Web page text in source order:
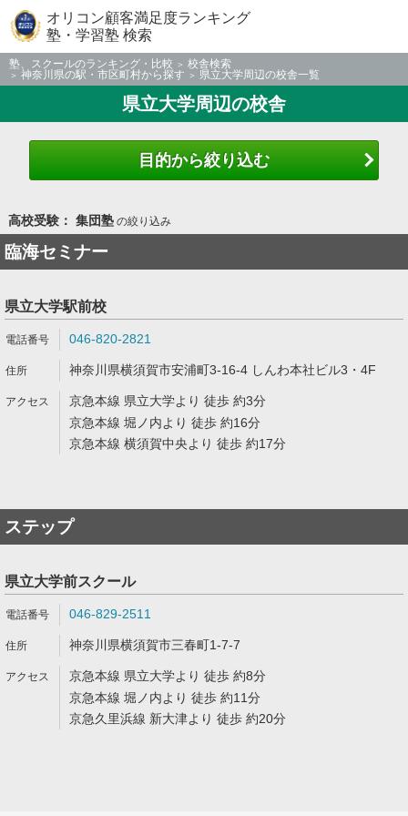
オリコン顧客満足度ランキング
塾・学習塾 検索
塾、スクールのランキング・比較
校舎検索
神奈川県の駅・市区町村から探す
県立大学周辺の校舎一覧
県立大学周辺の校舎
目的から絞り込む
高校受験： 集団塾の絞り込み
臨海セミナー
県立大学駅前校
046-820-2821
神奈川県横須賀市安浦町3-16-4 しんわ本社ビル3・4F
京急本線 県立大学より 徒歩 約3分
京急本線 堀ノ内より 徒歩 約16分
京急本線 横須賀中央より 徒歩 約17分
ステップ
県立大学前スクール
046-829-2511
神奈川県横須賀市三春町1-7-7
京急本線 県立大学より 徒歩 約8分
京急本線 堀ノ内より 徒歩 約11分
京急久里浜線 新大津より 徒歩 約20分